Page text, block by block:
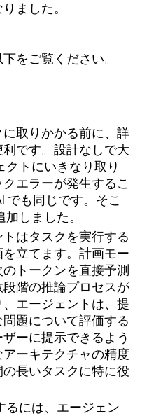
ました。
をご覧ください。
取りかかる前に、詳
です。設計なしで大
クトにいきなり取り
エラーが発生するこ
でも同じです。そこ
しました。
はタスクを実行する
立てます。計画モー
トークンを直接予測
階の推論プロセスが
エージェントは、提
題について評価する
ーに提示できるよう
ーキテクチャの精度
長いタスクに特に役
るには、エージェン